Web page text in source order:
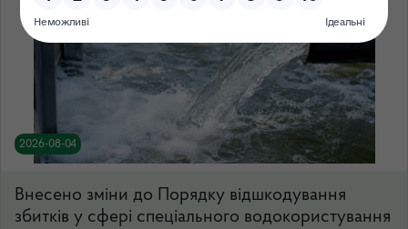
2026-08-04
Внесено зміни до Порядку відшкодування
збитків у сфері спеціального водокористування